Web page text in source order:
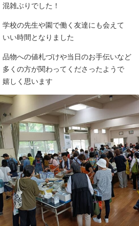
混雑ぶりでした！
学校の先生や園で働く友達にも会えて
いい時間となりました
品物への値札づけや当日のお手伝いなど
多くの方が関わってくださったようで
嬉しく思います